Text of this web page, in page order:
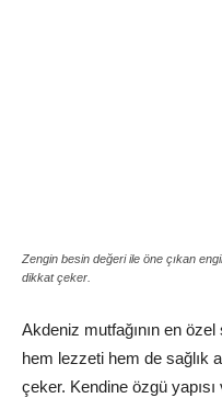
Zengin besin değeri ile öne çıkan
dikkat çeker.
Akdeniz mutfağının en
hem lezzeti hem de sağlık
çeker. Kendine özgü